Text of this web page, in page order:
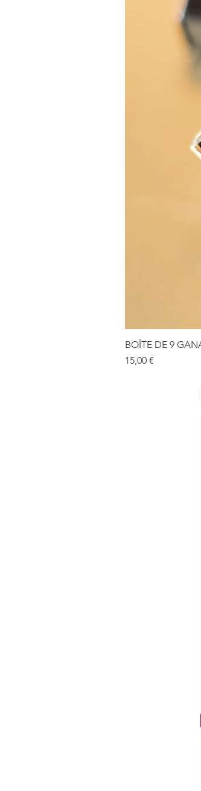
BOÎTE DE 9
Prix
15,00 €